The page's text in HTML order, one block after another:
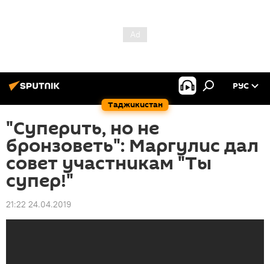
Таджикистан
РУС
"Суперить, но не
бронзоветь": Маргулис дал
совет участникам "Ты
супер!"
21:22 24.04.2019